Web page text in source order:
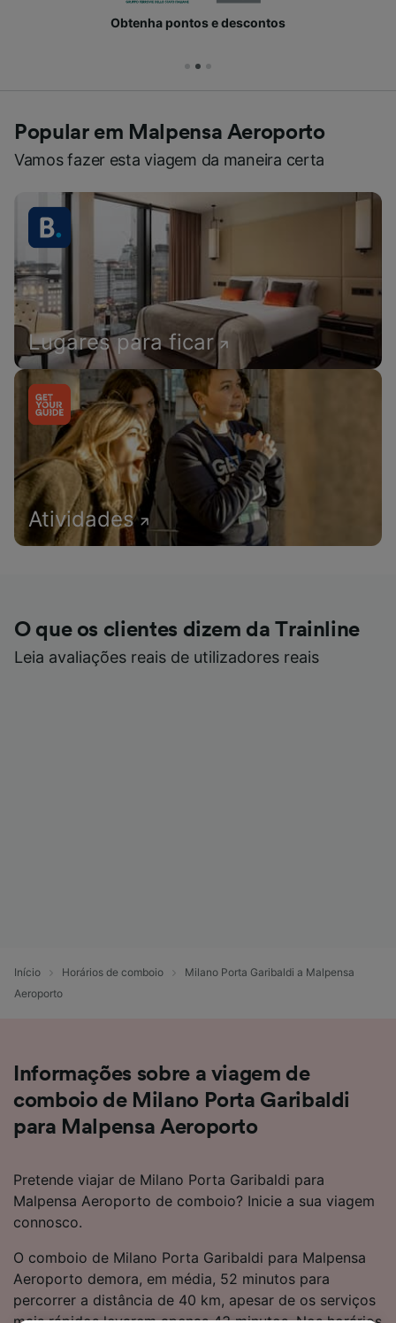
Obtenha pontos e descontos
Popular em Malpensa Aeroporto
Vamos fazer esta viagem da maneira certa
Lugares para ficar
Atividades
O que os clientes dizem da Trainline
Leia avaliações reais de utilizadores reais
Início Horários de comboio
Milano Porta Garibaldi a Malpensa
Aeroporto
Informações sobre a viagem de
comboio de Milano Porta Garibaldi
para Malpensa Aeroporto
Pretende viajar de Milano Porta Garibaldi para
Malpensa Aeroporto de comboio? Inicie a sua viagem
connosco.
O comboio de Milano Porta Garibaldi para Malpensa
Aeroporto demora, em média, 52 minutos para
percorrer a distância de 40 km, apesar de os serviços